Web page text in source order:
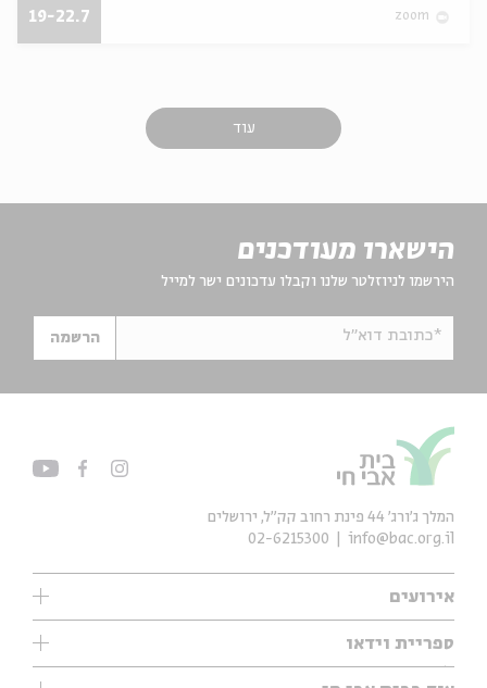
zoom
19-22.7
עוד
הישארו מעודכנים
הירשמו לניוזלטר שלנו וקבלו עדכונים ישר למייל
*כתובת דוא"ל הרשמה
אירועים
אנגלית
ספריית וידאו
המלך ג'ורג' 44 פינת רחוב קק״ל, ירושלים
info@bac.org.il
02-6215300